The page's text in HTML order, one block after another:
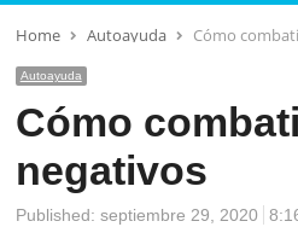
Home Autoayuda Cómo
Autoayuda
Cómo
negativos
Published: septiembre 29, 2020